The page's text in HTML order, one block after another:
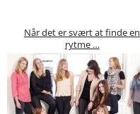
Når det er svært at finde en
rytme …